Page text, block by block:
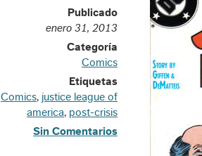
Publicado
enero 31, 2013
Categoría
Comics
Etiquetas
Comics, justice league of
america, post-crisis
Sin Comentarios